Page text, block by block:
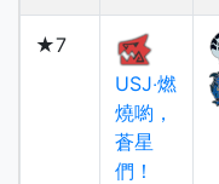
★7
USJ‧燃
燒喲，
蒼星
們！